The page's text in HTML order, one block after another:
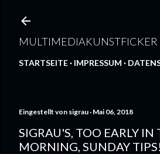
MULTIMEDIAKUNSTFICKER
STARTSEITE IMPRESSUM
Eingestellt von sigrau Mai 06, 2018
SIGRAU'S, TOO EARLY IN
MORNING, SUNDAY TIPS!